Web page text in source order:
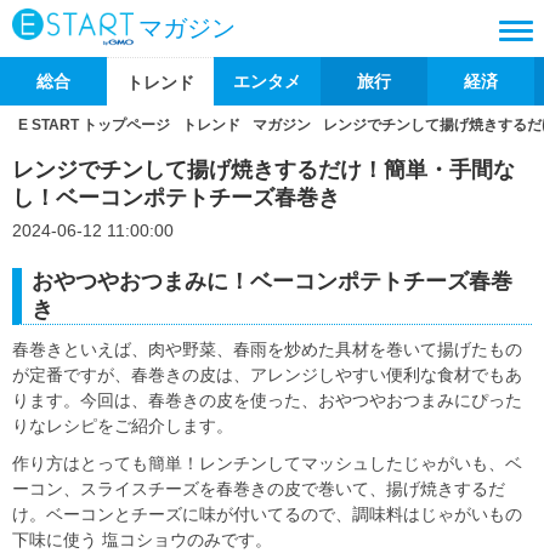
マガジン
総合 トレンド エンタメ 旅行 経済
E START トップページ トレンド マガジン レンジでチンして揚げ焼きする
レンジでチンして揚げ焼きするだけ！簡単・手間な
し！ベーコンポテトチーズ春巻き
2024-06-12 11:00:00
おやつやおつまみに！ベーコンポテトチーズ春巻
き
春巻きといえば、肉や野菜、春雨を炒めた具材を巻いて揚げたもの
が定番ですが、春巻きの皮は、アレンジしやすい便利な食材でもあ
ります。今回は、春巻きの皮を使った、おやつやおつまみにぴった
りなレシピをご紹介します。
作り方はとっても簡単！レンチンしてマッシュしたじゃがいも、ベ
ーコン、スライスチーズを春巻きの皮で巻いて、揚げ焼きするだ
け。ベーコンとチーズに味が付いてるので、調味料はじゃがいもの
下味に使う 塩コショウのみです。